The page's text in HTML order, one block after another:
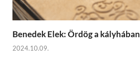
Benedek Elek: Ördög a kályhában
2024.10.09.